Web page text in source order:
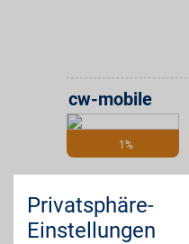
1%
cw-mobile
Privatsphäre-
Einstellungen